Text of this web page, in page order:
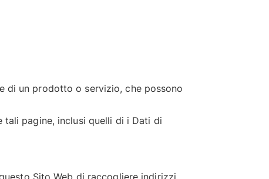
di un prodotto o servizio, che possono
pagine, inclusi quelli di i Dati di
Sito Web di raccogliere indirizzi